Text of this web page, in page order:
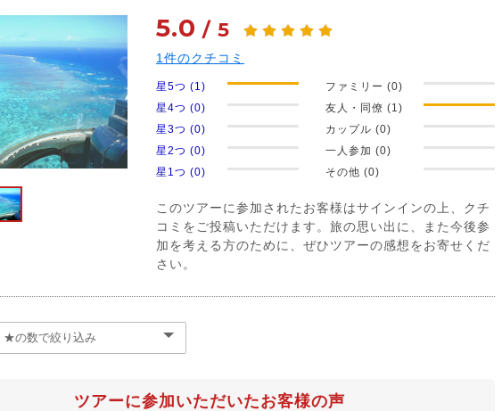
5.0 / 5
1 件のクチコミ
星5つ (1)
星4つ (0)
星3つ (0)
星2つ (0)
星1つ (0)
ファミリー (0)
友人・同僚 (1)
カップル (0)
一人参加 (0)
その他 (0)
このツアーに参加されたお客様はサインインの上、クチ
コミをご投稿いただけます。旅の思い出に、また今後参
加を考える方のために、ぜひツアーの感想をお寄せくだ
さい。
ツアーに参加いただいたお客様の声